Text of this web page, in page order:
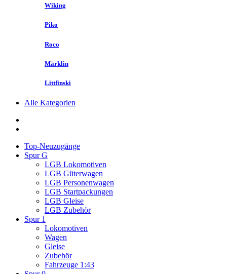
Wiking
Piko
Roco
Märklin
Littfinski
Alle Kategorien
Top-Neuzugänge
Spur G
LGB Lokomotiven
LGB Güterwagen
LGB Personenwagen
LGB Startpackungen
LGB Gleise
LGB Zubehör
Spur 1
Lokomotiven
Wagen
Gleise
Zubehör
Fahrzeuge 1:43